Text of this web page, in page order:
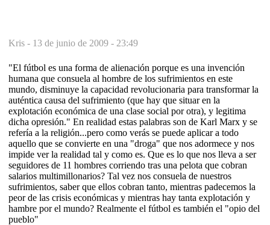
Kris - 13 de junio de 2009 - 23:49
"El fútbol es una forma de alienación porque es una invención
humana que consuela al hombre de los sufrimientos en este
mundo, disminuye la capacidad revolucionaria para transformar la
auténtica causa del sufrimiento (que hay que situar en la
explotación económica de una clase social por otra), y legitima
dicha opresión." En realidad estas palabras son de Karl Marx y se
refería a la religión...pero como verás se puede aplicar a todo
aquello que se convierte en una "droga" que nos adormece y nos
impide ver la realidad tal y como es. Que es lo que nos lleva a ser
seguidores de 11 hombres corriendo tras una pelota que cobran
salarios multimillonarios? Tal vez nos consuela de nuestros
sufrimientos, saber que ellos cobran tanto, mientras padecemos la
peor de las crisis económicas y mientras hay tanta explotación y
hambre por el mundo? Realmente el fútbol es también el "opio del
pueblo"